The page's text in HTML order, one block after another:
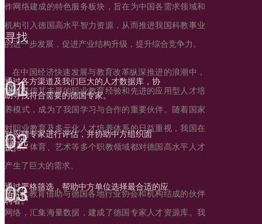
作网络建成的特色服务板块，旨在为中国各需求领域和
机构引入德国高水平智力资源，从而推进我国科教事业
的进一步发展，促进产业结构升级，提升综合竞争力。
在中国经济快速发展与教育改革纵深推进的浪潮中，
德国凭借其丰厚的职业教育经验和先进的应用型人才培
养模式，成为了我国学习与合作的重要伙伴。随着国家
对职业教育及多元化人才培养体系的日益重视，我国在
文化、体育、艺术等多个职教领域都对德国高水平人才
产生了巨大的需求。
富优教育借助与德国各地行业协会和机构结成的伙伴
网络，汇集海量数据，建成了德国专家人才资源库。我
寻找
通过各方渠道及我们巨大的人才数据库，协
助寻找符合需要的德国专家。
01
评估
对应聘专家进行评估，并协助中方组织面
试。
02
筛选
通过严格筛选，帮助中方单位选择最合适的应
聘者。
03
面试